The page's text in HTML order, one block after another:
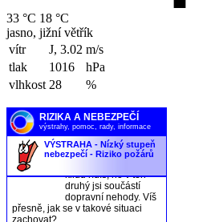
33 °C 18 °C
jasno, jižní větřík
vítr
J, 3.02 m/s
tlak
1016
hPa
vlhkost 28 %